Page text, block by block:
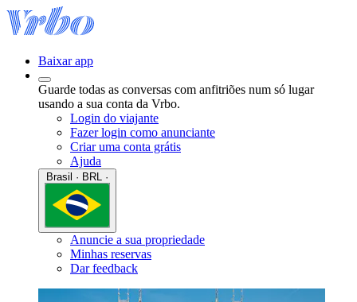
Baixar app
Guarde todas as conversas com anfitriões num só lugar
usando a sua conta da Vrbo.
Login do viajante
Fazer login como anunciante
Criar uma conta grátis
Ajuda
Anuncie a sua propriedade
Minhas reservas
Dar feedback